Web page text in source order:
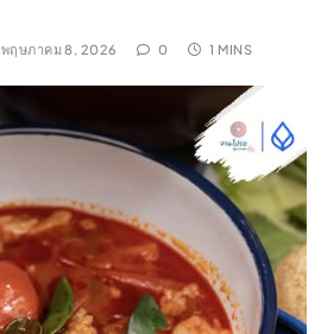
พฤษภาคม 8, 2026 0 1 MINS